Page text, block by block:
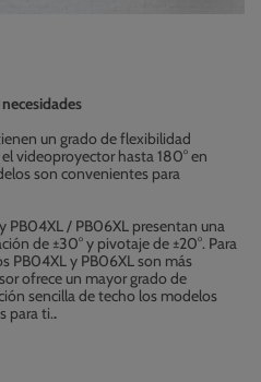
un grado de flexibilidad
videoproyector hasta 180° en
son convenientes para
PB04XL / PB06XL presentan una
de ±30° y pivotaje de ±20°. Para
PB04XL y PB06XL son más
ofrece un mayor grado de
sencilla de techo los modelos
para ti..